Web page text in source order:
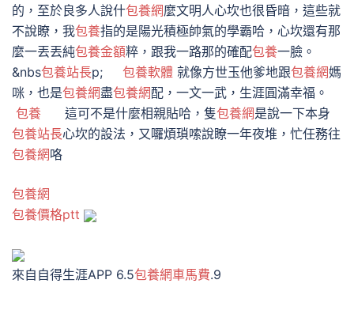
的，至於良多人說什包養網麼文明人心坎也很昏暗，這些就
不說瞭，我包養指的是陽光積極帥氣的學霸哈，心坎還有那
麼一丟丟純包養金額粹，跟我一路那的確配包養一臉。
&nbs包養站長p; 包養軟體 就像方世玉他爹地跟包養網媽
咪，也是包養網盡包養網配，一文一武，生涯圓滿幸福。
包養 這可不是什麼相親貼哈，隻包養網是說一下本身
包養站長心坎的設法，又囉煩瑣嗦說瞭一年夜堆，忙任務往
包養網咯
包養網
包養價格ptt
來自自得生涯APP 6.5包養網車馬費.9